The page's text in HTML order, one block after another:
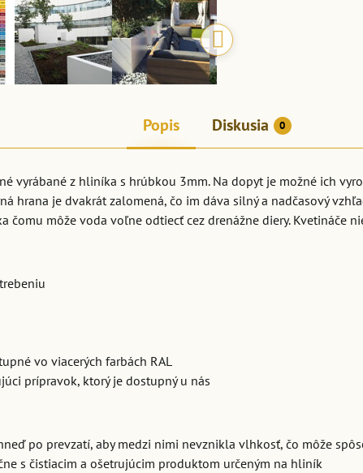
Popis Diskusia 0
vyrábané z hliníka s hrúbkou 3mm. Na dopyt je možné ich
hrana je dvakrát zalomená, čo im dáva silný a nadčasový
čomu môže voda voľne odtiecť cez drenážne diery. Kvetináče
vo viacerých farbách RAL
prípravok, ktorý je dostupný u nás
po prevzatí, aby medzi nimi nevznikla vlhkosť, čo môže
s čistiacim a ošetrujúcim produktom určeným na hliník